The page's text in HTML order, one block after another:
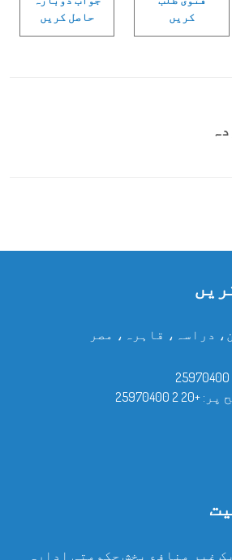
کریں
حاصل کریں
دراسہ، قاہرہ، مصر
پر: +20 2 25970400
غیر منافع بخش حکومتی ادارہ